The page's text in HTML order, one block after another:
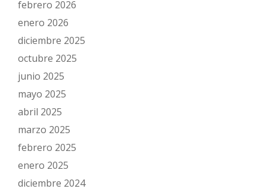
febrero 2026
enero 2026
diciembre 2025
octubre 2025
junio 2025
mayo 2025
abril 2025
marzo 2025
febrero 2025
enero 2025
diciembre 2024